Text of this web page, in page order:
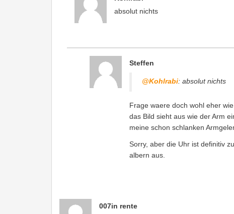
absolut nichts
Steffen
@Kohlrabi: absolut nichts
Frage waere doch wohl eher
das Bild sieht aus wie der Arm
meine schon schlanken
Sorry, aber die Uhr ist definitiv
albern aus.
007in rente